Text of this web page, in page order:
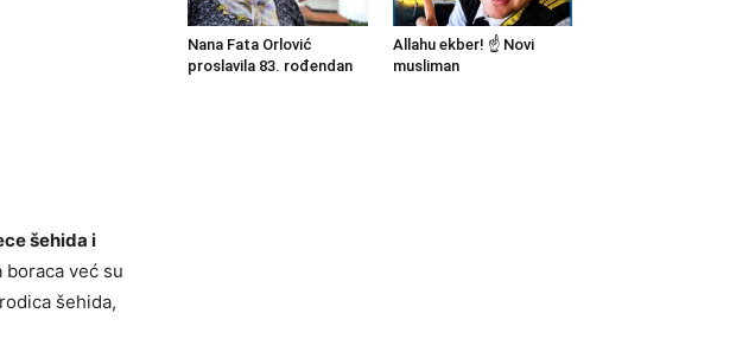
šehida i
već su
šehida,
Nana Fata Orlović
proslavila 83. rođendan
Allahu ekber! ☝️ Novi
musliman